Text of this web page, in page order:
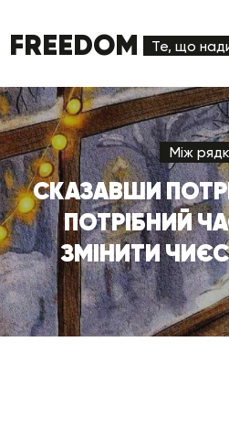
FREEDOM Те, що
Між
СКАЗАВШИ
ПОТРІБНИЙ
ЗМІНИТИ